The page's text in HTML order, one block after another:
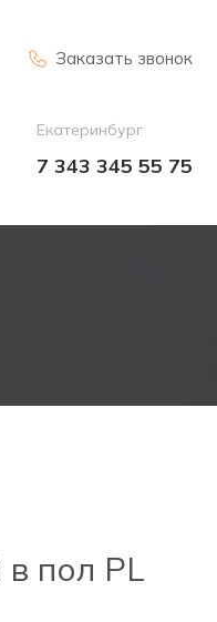
Заказать звонок
Екатеринбург
7 343 345 55 75
пол PL